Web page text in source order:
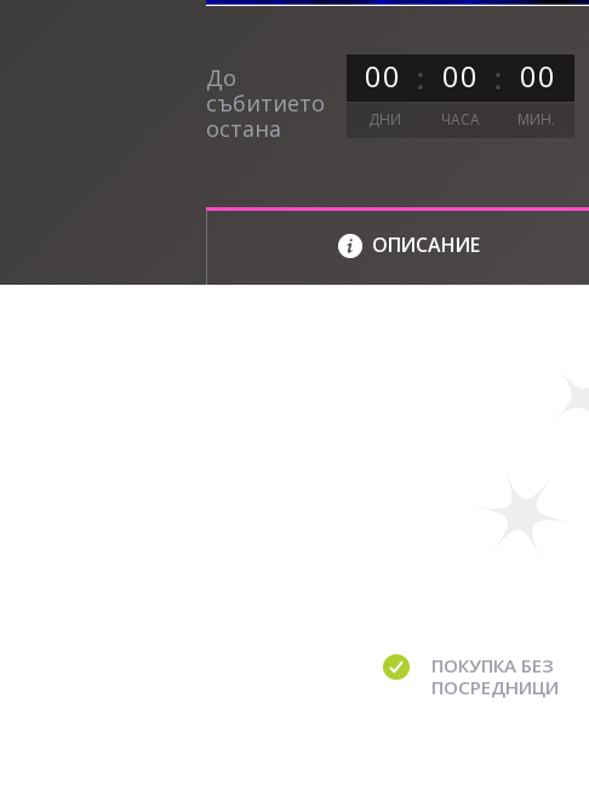
До
събитието
остана
00 00 00
ДНИ ЧАСА МИН.
ОПИСАНИЕ
ПОКУПКА БЕЗ
ПОСРЕДНИЦИ